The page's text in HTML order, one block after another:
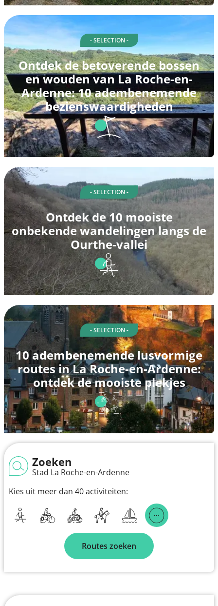
- SELECTION -
Ontdek de betoverende bossen
en wouden van La Roche-en-
Ardenne: 10 adembenemende
bezienswaardigheden
- SELECTION -
Ontdek de 10 mooiste
onbekende wandelingen langs de
Ourthe-vallei
- SELECTION -
10 adembenemende lusvormige
routes in La Roche-en-Ardenne:
ontdek de mooiste plekjes
Zoeken
Stad La Roche-en-Ardenne
Kies uit meer dan 40 activiteiten:
Routes zoeken